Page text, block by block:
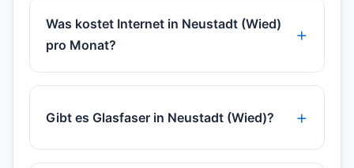
Was kostet Internet in Neustadt (Wied)
pro Monat?
Gibt es Glasfaser in Neustadt (Wied)?